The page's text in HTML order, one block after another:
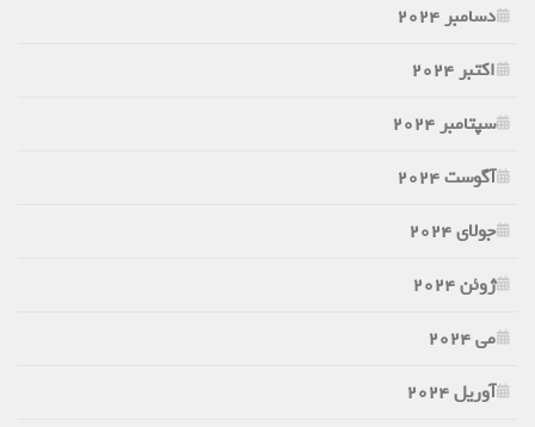
دسامبر 2024
اکتبر 2024
سپتامبر 2024
آگوست 2024
جولای 2024
ژوئن 2024
می 2024
آوریل 2024